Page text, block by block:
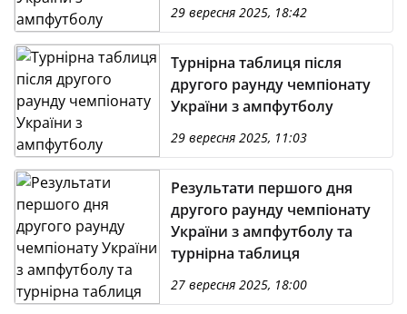
29 вересня 2025, 18:42
Турнірна таблиця після
другого раунду чемпіонату
України з ампфутболу
29 вересня 2025, 11:03
Результати першого дня
другого раунду чемпіонату
України з ампфутболу та
турнірна таблиця
27 вересня 2025, 18:00